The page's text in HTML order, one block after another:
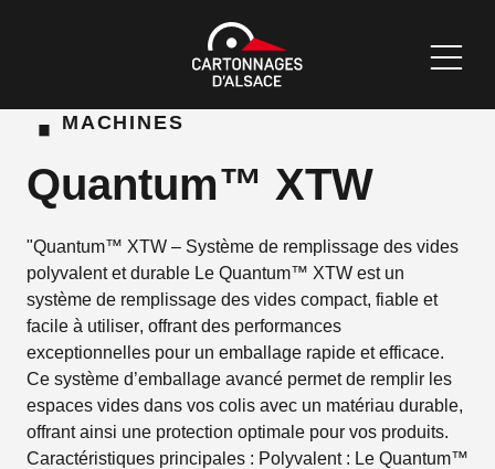
·MACHINES
Quantum™ XTW
"Quantum™ XTW – Système de remplissage des vides
polyvalent et durable Le Quantum™ XTW est un
système de remplissage des vides compact, fiable et
facile à utiliser, offrant des performances
exceptionnelles pour un emballage rapide et efficace.
Ce système d’emballage avancé permet de remplir les
espaces vides dans vos colis avec un matériau durable,
offrant ainsi une protection optimale pour vos produits.
Caractéristiques principales : Polyvalent : Le Quantum™